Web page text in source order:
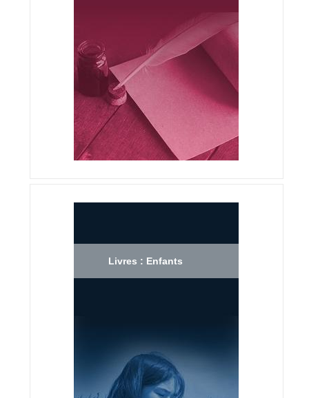
Livres : Enfants